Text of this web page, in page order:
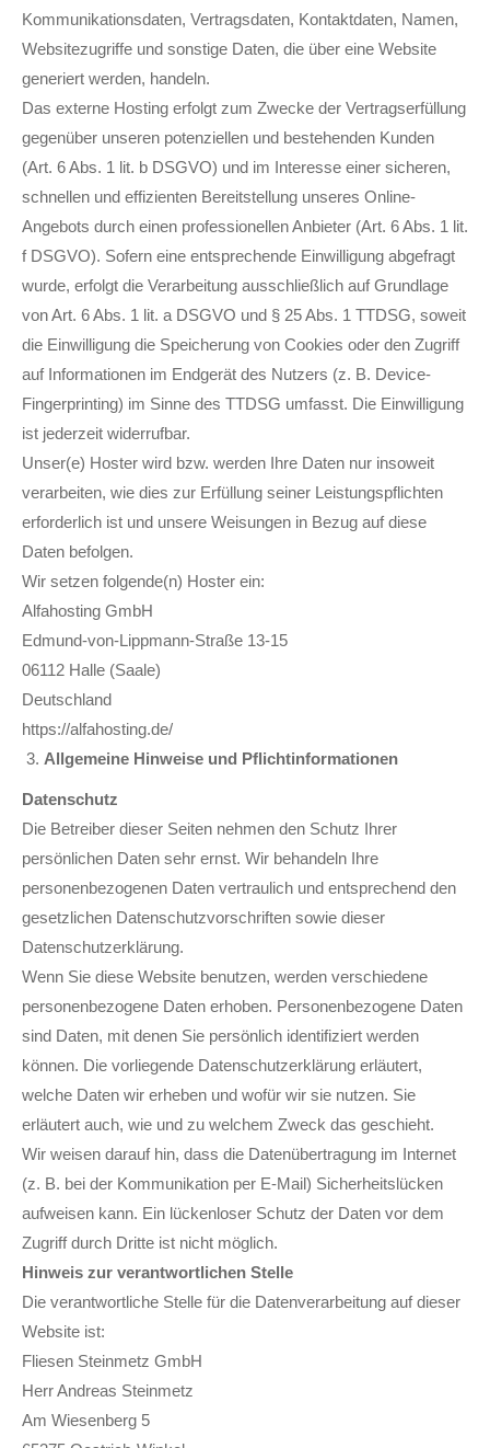
Kommunikationsdaten, Vertragsdaten, Kontaktdaten, Namen,
Websitezugriffe und sonstige Daten, die über eine Website
generiert werden, handeln.
Das externe Hosting erfolgt zum Zwecke der Vertragserfüllung
gegenüber unseren potenziellen und bestehenden Kunden
(Art. 6 Abs. 1 lit. b DSGVO) und im Interesse einer sicheren,
schnellen und effizienten Bereitstellung unseres Online-
Angebots durch einen professionellen Anbieter (Art. 6 Abs. 1 lit.
f DSGVO). Sofern eine entsprechende Einwilligung abgefragt
wurde, erfolgt die Verarbeitung ausschließlich auf Grundlage
von Art. 6 Abs. 1 lit. a DSGVO und § 25 Abs. 1 TTDSG, soweit
die Einwilligung die Speicherung von Cookies oder den Zugriff
auf Informationen im Endgerät des Nutzers (z. B. Device-
Fingerprinting) im Sinne des TTDSG umfasst. Die Einwilligung
ist jederzeit widerrufbar.
Unser(e) Hoster wird bzw. werden Ihre Daten nur insoweit
verarbeiten, wie dies zur Erfüllung seiner Leistungspflichten
erforderlich ist und unsere Weisungen in Bezug auf diese
Daten befolgen.
Wir setzen folgende(n) Hoster ein:
Alfahosting GmbH
Edmund-von-Lippmann-Straße 13-15
06112 Halle (Saale)
Deutschland
https://alfahosting.de/
Allgemeine Hinweise und Pflicht­informationen
Datenschutz
Die Betreiber dieser Seiten nehmen den Schutz Ihrer
persönlichen Daten sehr ernst. Wir behandeln Ihre
personenbezogenen Daten vertraulich und entsprechend den
gesetzlichen Datenschutzvorschriften sowie dieser
Datenschutzerklärung.
Wenn Sie diese Website benutzen, werden verschiedene
personenbezogene Daten erhoben. Personenbezogene Daten
sind Daten, mit denen Sie persönlich identifiziert werden
können. Die vorliegende Datenschutzerklärung erläutert,
welche Daten wir erheben und wofür wir sie nutzen. Sie
erläutert auch, wie und zu welchem Zweck das geschieht.
Wir weisen darauf hin, dass die Datenübertragung im Internet
(z. B. bei der Kommunikation per E-Mail) Sicherheitslücken
aufweisen kann. Ein lückenloser Schutz der Daten vor dem
Zugriff durch Dritte ist nicht möglich.
Hinweis zur verantwortlichen Stelle
Die verantwortliche Stelle für die Datenverarbeitung auf dieser
Website ist:
Fliesen Steinmetz GmbH
Herr Andreas Steinmetz
Am Wiesenberg 5